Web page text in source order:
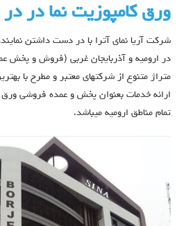
ورق كامپوزيت نما در در
شرکت آریا نمای آترا با در دست داشتن
در ارومیه و آذربایجان غربی (فروش و پخش
متراژ متنوع از شرکتهای معتبر و مطرح با
ارائه خدمات بعنوان پخش و عمده فروشی ورق
تمام مناطق ارومیه میباشد.